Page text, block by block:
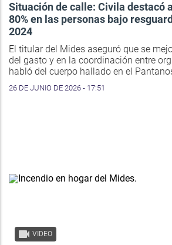
Situación de calle: Civila destacó
80% en las personas bajo
2024
El titular del Mides aseguró que se
del gasto y en la coordinación entre
habló del cuerpo hallado en el
26 DE JUNIO DE 2026 - 17:51
VIDEO